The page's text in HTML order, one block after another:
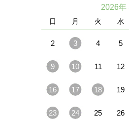
2026年
日 月 火 水
2 3 4 5
9 10 11 12
16 17 18 19
23 24 25 26